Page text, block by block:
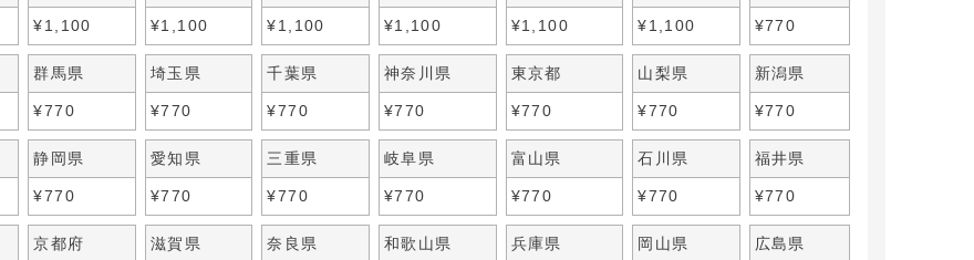
¥1,100 ¥1,100 ¥1,100 ¥1,100 ¥1,100 ¥1,100 ¥770
群馬県
¥770
埼玉県
¥770
千葉県
¥770
神奈川県
¥770
東京都
¥770
山梨県
¥770
新潟県
¥770
静岡県
¥770
愛知県
¥770
三重県
¥770
岐阜県
¥770
富山県
¥770
石川県
¥770
福井県
¥770
京都府 滋賀県 奈良県 和歌山県 兵庫県 岡山県 広島県